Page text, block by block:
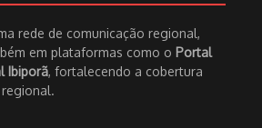
rede de comunicação regional,
em plataformas como o Portal
Ibiporã, fortalecendo a cobertura